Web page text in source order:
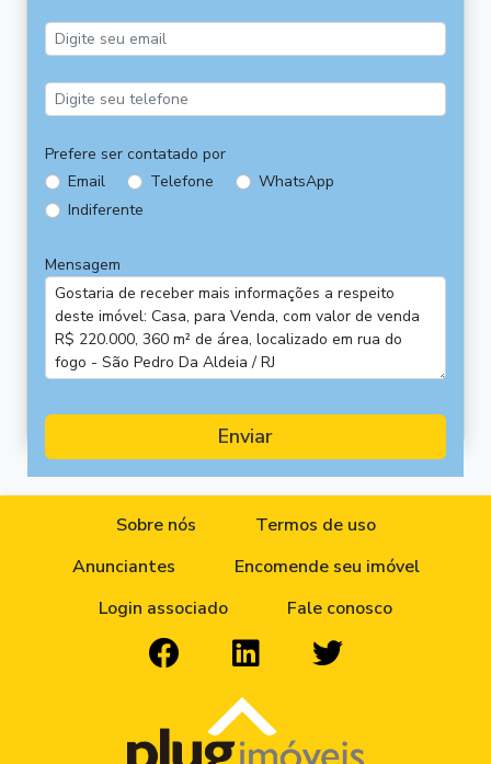
Prefere ser contatado por
Email
Telefone
WhatsApp
Indiferente
Mensagem
Enviar
Sobre nós
Termos de uso
Anunciantes
Encomende seu imóvel
Login associado
Fale conosco